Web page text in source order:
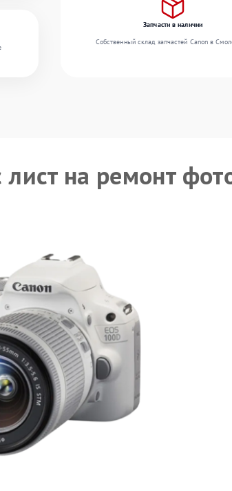
Запчасти в наличии
Собственный склад запчастей Canon в
лист на ремонт